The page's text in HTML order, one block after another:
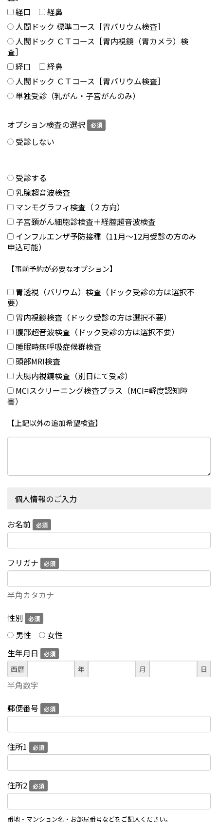
経口
経鼻
人間ドック 標準コース［胃バリウム検査］
人間ドック ＣＴコース［胃内視鏡（胃カメラ）検
査］
経口
経鼻
人間ドック ＣＴコース［胃バリウム検査］
単独受診（乳がん・子宮がんのみ）
オプション検査の選択 必須
受診しない
受診する
乳腺超音波検査
マンモグラフィ検査（２方向）
子宮頚がん細胞診検査＋経腟超音波検査
インフルエンザ予防接種（11月～12月受診の方のみ
申込可能）
【事前予約が必要なオプション】
胃透視（バリウム）検査（ドック受診の方は選択不
要）
胃内視鏡検査（ドック受診の方は選択不要）
腹部超音波検査（ドック受診の方は選択不要）
睡眠時無呼吸症候群検査
頭部MRI検査
大腸内視鏡検査（別日にて受診）
MCIスクリーニング検査プラス（MCI=軽度認知障
害）
【上記以外の追加希望検査】
個人情報のご入力
お名前 必須
フリガナ 必須
半角カタカナ
性別
必須
男性
女性
生年月日
必須
西暦 年 月 日
半角数字
郵便番号
必須
住所1 必須
住所2 必須
番地・マンション名・お部屋番号などをご記入ください。